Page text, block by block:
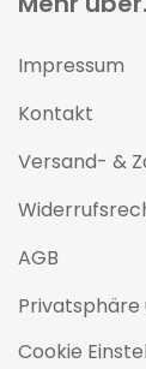
Impressum
Kontakt
Versand- &
AGB
Privatsphäre
Cookie